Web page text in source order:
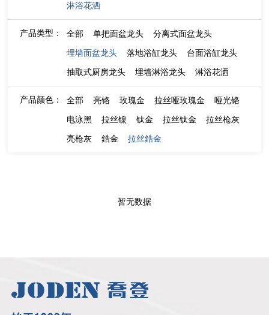
淋浴花洒
产品类型： 全部 单把面盆龙头
分离式面盆龙头
埋墙面盆龙头
落地浴缸龙头
台面浴缸龙头
抽取式厨房龙头
埋墙淋浴龙头 淋浴花洒
产品颜色： 全部 亮铬 玫瑰金 拉丝哑玫瑰金
哑光铬
电泳黑
拉丝镍 钛金 拉丝钛金
拉丝枪灰
亮枪灰
鋯金 拉丝鋯金
暂无数据